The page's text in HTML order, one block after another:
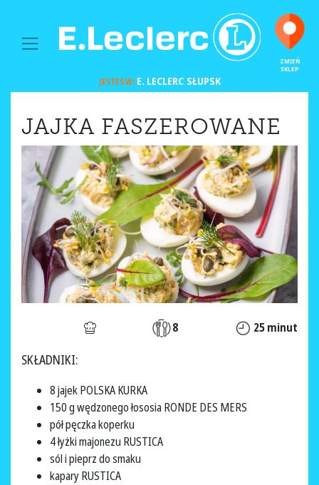
MAIN NAVIGATION
ZMIEŃ
SKLEP
JESTEŚ W:E. LECLERC SŁUPSK
JAJKA FASZEROWANE
8 25 minut
SKŁADNIKI:
8 jajek POLSKA KURKA
150 g wędzonego łososia RONDE DES MERS
pół pęczka koperku
4 łyżki majonezu RUSTICA
sól i pieprz do smaku
kapary RUSTICA